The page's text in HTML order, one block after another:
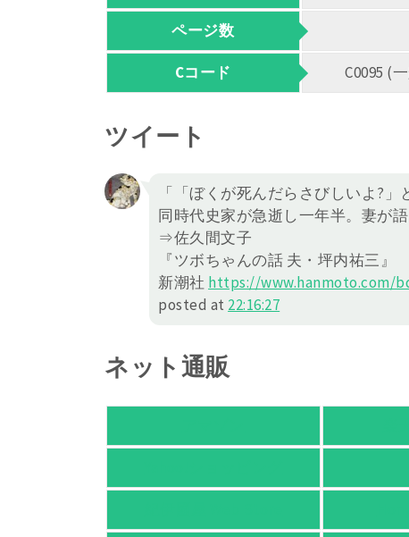
ページ数
Cコード C0095 (
ツイート
「「ぼくが死んだらさびしいよ?
同時代史家が急逝し一年半。妻が
⇒佐久間文子
『ツボちゃんの話 夫・坪内祐三』
新潮社 https://www.hanmoto.com/
posted at 22:16:27
ネット通販